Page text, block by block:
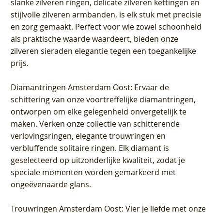
slanke zilveren ringen, delicate zilveren kettingen en
stijlvolle zilveren armbanden, is elk stuk met precisie
en zorg gemaakt. Perfect voor wie zowel schoonheid
als praktische waarde waardeert, bieden onze
zilveren sieraden elegantie tegen een toegankelijke
prijs.
Diamantringen Amsterdam Oost: Ervaar de
schittering van onze voortreffelijke diamantringen,
ontworpen om elke gelegenheid onvergetelijk te
maken. Verken onze collectie van schitterende
verlovingsringen, elegante trouwringen en
verbluffende solitaire ringen. Elk diamant is
geselecteerd op uitzonderlijke kwaliteit, zodat je
speciale momenten worden gemarkeerd met
ongeëvenaarde glans.
Trouwringen Amsterdam Oost: Vier je liefde met onze